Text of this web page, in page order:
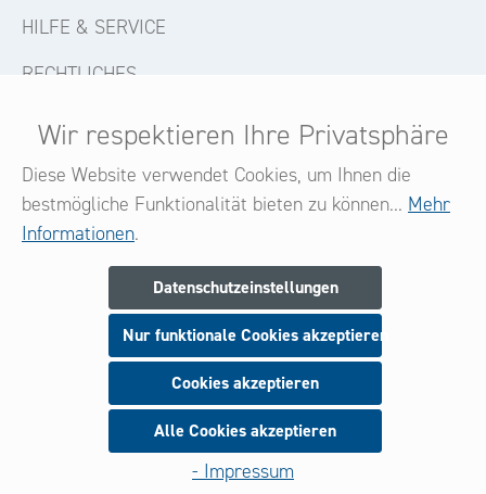
HILFE & SERVICE
RECHTLICHES
KONTAKT
FOLGE UNS
Melden Sie sich jetzt zu unserem Newsletter an
und seien Sie stets über neue Produkte und Angebote
informiert.
Anmeldung
Wir respektieren Ihre Privatsphäre
Diese Website verwendet Cookies, um Ihnen die
bestmögliche Funktionalität bieten zu können... Mehr
Informationen.
Datenschutzeinstellungen
Nur funktionale Cookies akzeptieren
Cookies akzeptieren
Alle Cookies akzeptieren
- Impressum